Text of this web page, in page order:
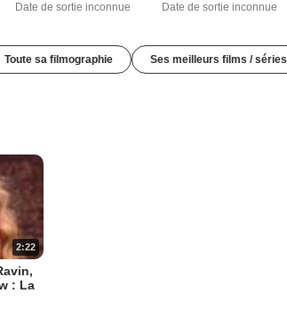
Date de sortie inconnue Date de sortie inconnue
Toute sa filmographie Ses meilleurs films / séries
2:22
: La